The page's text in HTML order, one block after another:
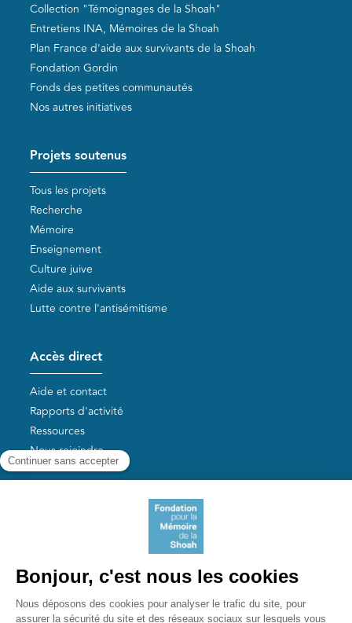
Collection "Témoignages de la Shoah"
Entretiens INA, Mémoires de la Shoah
Plan France d'aide aux survivants de la Shoah
Fondation Gordin
Fonds des petites communautés
Nos autres initiatives
Projets soutenus
Tous les projets
Recherche
Mémoire
Enseignement
Culture juive
Aide aux survivants
Lutte contre l'antisémitisme
Accès direct
Aide et contact
Rapports d'activité
Ressources
Nous rejoindre
Aide aux survivants de la Shoah
Liens utiles